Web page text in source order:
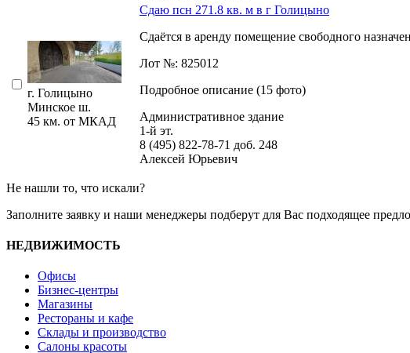
г. Голицыно
Минское ш.
45 км. от МКАД
Сдаю псн 271.8 кв. м в г Голицыно
Сдаётся в аренду помещение свободного
Лот №: 825012
Подробное описание (15 фото)
Административное здание
1-й эт.
8 (495) 822-78-71 доб. 248
Алексей Юрьевич
Не нашли то, что искали?
Заполните заявку и наши менеджеры подберут для Вас подходящее
НЕДВИЖИМОСТЬ
Офисы
Бизнес-центры
Магазины
Рестораны и кафе
Склады и производство
Салоны красоты